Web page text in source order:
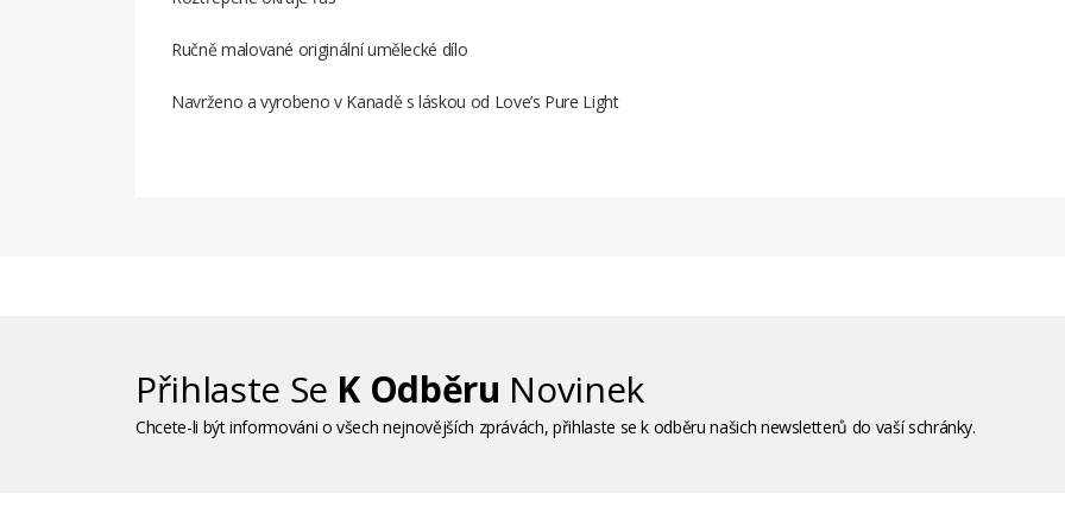
Ručně malované originální umělecké dílo
Navrženo a vyrobeno v Kanadě s láskou od Love’s Pure Light
Přihlaste Se K Odběru Novinek
Chcete-li být informováni o všech nejnovějších zprávách, přihlaste se k odběru našich newsletterů do vaší schránky.